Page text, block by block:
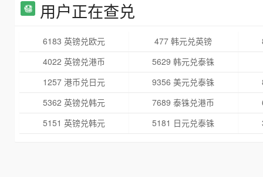
用户正在查兑
6183 英镑兑欧元 477 韩元兑英镑
4022 英镑兑港币
5629 韩元兑泰铢
1257 港币兑日元
9356 美元兑泰铢
5362 英镑兑韩元
7689 泰铢兑港币
5151 英镑兑韩元
5181 日元兑泰铢